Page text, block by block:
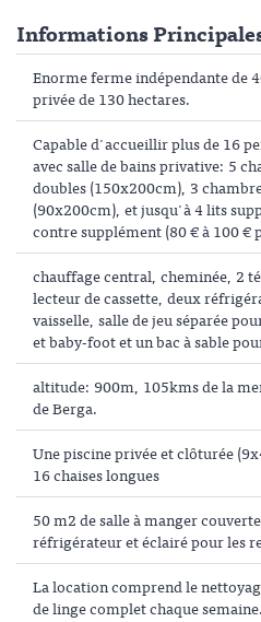
Informations
Enorme ferme indépendante de
privée de 130 hectares.
Capable d'accueillir plus de 16
avec salle de bains privative: 5
doubles (150x200cm), 3
(90x200cm), et jusqu'à 4 lits
contre supplément (80 € à 100 €
chauffage central, cheminée, 2
lecteur de cassette, deux
vaisselle, salle de jeu séparée
et baby-foot et un bac à sable
altitude: 900m, 105kms de la
de Berga.
Une piscine privée et clôturée
16 chaises longues
50 m2 de salle à manger
réfrigérateur et éclairé pour les
La location comprend le
de linge complet chaque semaine.